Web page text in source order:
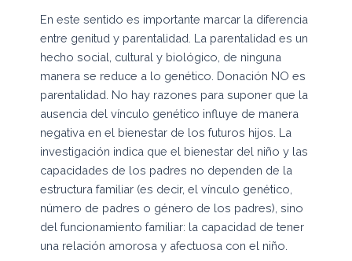
En este sentido es importante marcar la diferencia
entre genitud y parentalidad. La parentalidad es un
hecho social, cultural y biológico, de ninguna
manera se reduce a lo genético. Donación NO es
parentalidad. No hay razones para suponer que la
ausencia del vínculo genético influye de manera
negativa en el bienestar de los futuros hijos. La
investigación indica que el bienestar del niño y las
capacidades de los padres no dependen de la
estructura familiar (es decir, el vínculo genético,
número de padres o género de los padres), sino
del funcionamiento familiar: la capacidad de tener
una relación amorosa y afectuosa con el niño.